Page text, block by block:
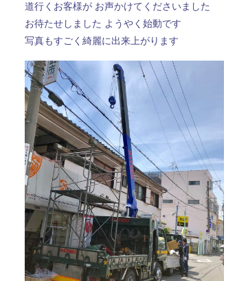
道行くお客様が お声かけてくださいました
お待たせしました ようやく始動です
写真もすごく綺麗に出来上がります